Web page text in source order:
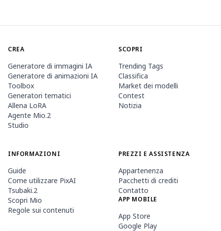
CREA
Generatore di immagini IA
Generatore di animazioni IA
Toolbox
Generatori tematici
Allena LoRA
Agente Mio.2
Studio
SCOPRI
Trending Tags
Classifica
Market dei modelli
Contest
Notizia
INFORMAZIONI
Guide
Come utilizzare PixAI
Tsubaki.2
Scopri Mio
Regole sui contenuti
PREZZI E ASSISTENZA
Appartenenza
Pacchetti di crediti
Contatto
APP MOBILE
App Store
Google Play